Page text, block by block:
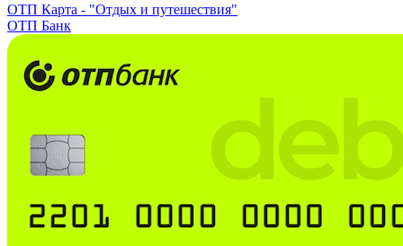
ОТП Карта - "Отдых и путешествия"
ОТП Банк